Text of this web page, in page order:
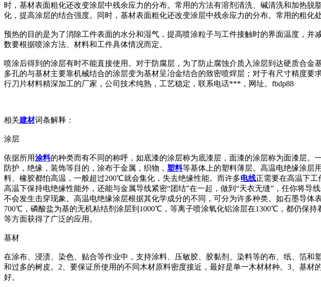
时，基材表面粗化还改变涂层中残余应力的分布。常用的方法有溶剂清洗、碱清洗和加热
化，提高涂层的结合强度。同时，基材表面粗化还改变涂层中残余应力的分布。常用的粗化
预热的目的是为了消除工件表面的水分和湿气，提高喷涂粒子与工件接触时的界面温度，
数要根据喷涂方法、材料和工件具体情况而定。
喷涂后得到的涂层有时不能直接使用。对于防腐层，为了防止腐蚀介质入涂层到达硬质合
多孔的与基材主要靠机械结合的涂层变为基材呈冶金结合的致密喷焊层；对于有尺寸精度
行刀片材料精深加工的厂家，公司技术纯熟，工艺稳定，联系电话***，网址。fbdp88
相关建材词条解释：
涂层
依据所用涂料的种类而有不同的称呼，如底漆的涂层称为底漆层，面漆的涂层称为面漆层。
防护，绝缘，装饰等目的，涂布于金属，织物， 塑料等基体上的塑料薄层。高温电绝缘涂层
料、橡胶都怕高温，一般超过200℃就会集化，失去绝缘性能。而许多电线正需要在高温下工
高温下保持电绝缘性能外，还能与金属导线紧密“团结”在一起，做到“天衣无缝”，任你将
不会发生击穿现象。高温电绝缘涂层根据其化学成分的不同，可分为许多种类。如石墨导
700℃，磷酸盐为基的无机粘结剂涂层到1000℃，等离子喷涂氧化铝涂层在1300℃，都仍保持
等方面获得了广泛的应用。
基材
在涂布、浸渍、染色、贴合等作业中，支持涂料、压敏胶、胶黏剂、染料等的布、纸、箔和
和过多的树皮。2、要保证所使用的不同木材原料密度接近，最好是单一木材材种。3、基材
好。